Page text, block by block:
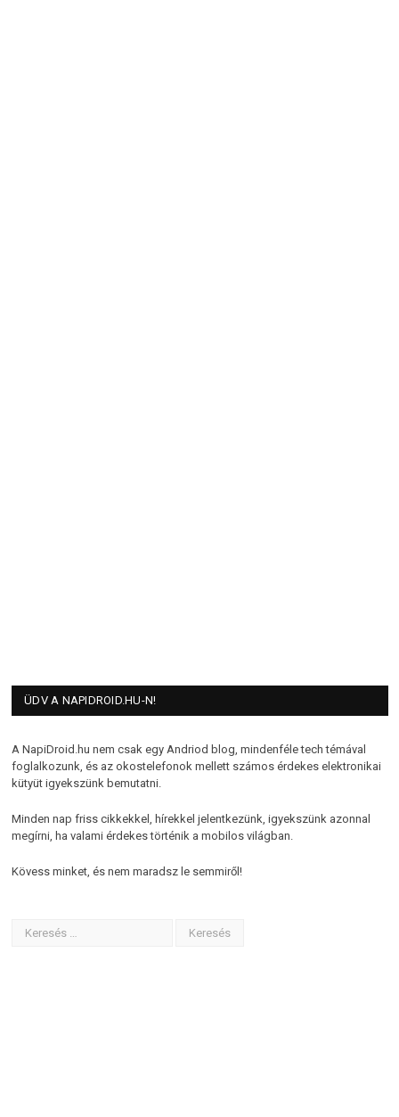
ÜDV A NAPIDROID.HU-N!
A NapiDroid.hu nem csak egy Andriod blog, mindenféle tech témával
foglalkozunk, és az okostelefonok mellett számos érdekes elektronikai
kütyüt igyekszünk bemutatni.
Minden nap friss cikkekkel, hírekkel jelentkezünk, igyekszünk azonnal
megírni, ha valami érdekes történik a mobilos világban.
Kövess minket, és nem maradsz le semmiről!